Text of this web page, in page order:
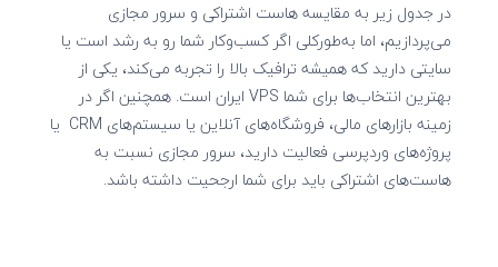
در جدول زیر به مقایسه هاست اشتراکی و سرور مجازی
می‌پردازیم، اما به‌طورکلی اگر کسب‌وکار شما رو به‌ رشد است یا
سایتی دارید که همیشه ترافیک بالا را تجربه می‌کند، یکی از
بهترین انتخاب‌ها برای شما VPS ایران است. همچنین اگر در
زمینه بازارهای مالی، فروشگاه‌های آنلاین یا سیستم‌های CRM یا
پروژه‌های وردپرسی فعالیت دارید، سرور مجازی نسبت ‌به
هاست‌های اشتراکی باید برای شما ارجحیت داشته باشد.